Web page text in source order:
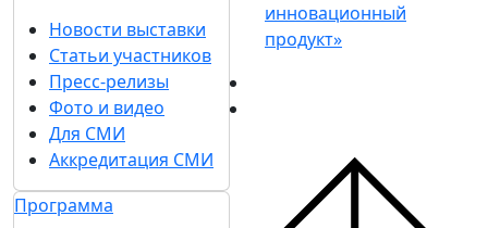
Новости выставки
Статьи участников
Пресс-релизы
Фото и видео
Для СМИ
Аккредитация СМИ
Программа
инновационный
продукт»